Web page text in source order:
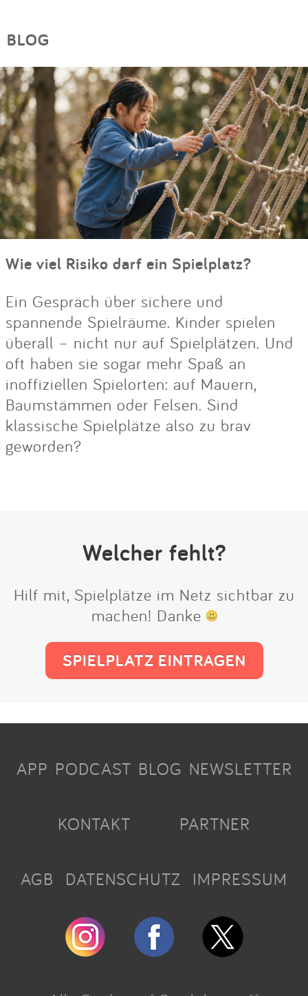
BLOG
Wie viel Risiko darf ein Spielplatz?
Ein Gespräch über sichere und
spannende Spielräume. Kinder spielen
überall – nicht nur auf Spielplätzen. Und
oft haben sie sogar mehr Spaß an
inoffiziellen Spielorten: auf Mauern,
Baumstämmen oder Felsen. Sind
klassische Spielplätze also zu brav
geworden?
Welcher fehlt?
Hilf mit, Spielplätze im Netz sichtbar zu
machen! Danke
SPIELPLATZ EINTRAGEN
APP PODCAST BLOG NEWSLETTER
KONTAKT PARTNER
AGB DATENSCHUTZ IMPRESSUM